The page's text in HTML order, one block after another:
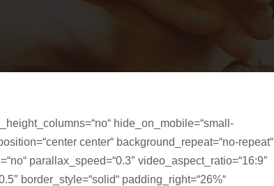
hide_on_mobile=“small-
center“ background_repeat=“no-repeat“
parallax_speed=“0.3″ video_aspect_ratio=“16:9″
border_style=“solid“ padding_right=“26%“